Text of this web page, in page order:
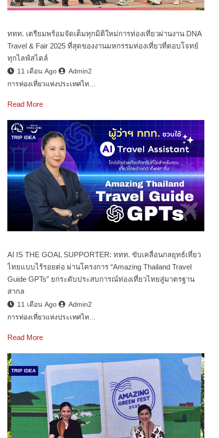
ททท. เตรียมพร้อมจัดเต็มทุกมิติใหม่การท่องเที่ยวผ่านงาน DNA
Travel & Fair 2025 ที่สุดของงานมหกรรมท่องเที่ยวที่ตอบโจทย์
ทุกไลฟ์สไตล์
11 เดือน Ago
Admin2
การท่องเที่ยวแห่งประเทศไท…
Read More
TRIP IDEA
AI IS THE GOAL SUPPORTER: ททท. ขับเคลื่อนกลยุทธ์เที่ยว
ไทยแบบไร้รอยต่อ ผ่านโครงการ “Amazing Thailand Travel
Guide GPTs” ยกระดับประสบการณ์ท่องเที่ยวไทยสู่มาตรฐาน
สากล
11 เดือน Ago
Admin2
การท่องเที่ยวแห่งประเทศไท…
Read More
TRIP IDEA